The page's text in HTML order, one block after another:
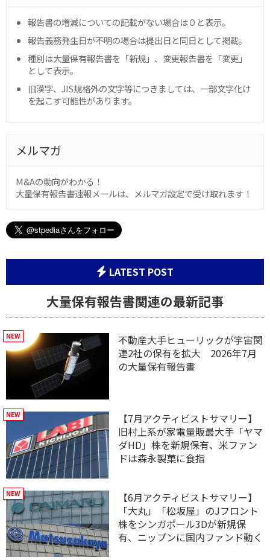
報告書の増減についての記載がない場合は０と表示。
報告義務発生日が不明の場合は提出日と同日として掲載。
種別は大量保有報告書を「新規」、変更報告書を「変更」
として表示。
旧漢字、JIS規格外の文字等につきましては、一部文字化け
を起こす可能性があります。
メルマガ
M&Aの動向がわかる！
大量保有報告書速報メールは、メルマガ設定で受け取れます！
LATEST POST
大量保有報告書関連の最新記事
不動産大手ヒューリックが宇宙関
連2社の保有を拡大 2026年7月
の大量保有報告書
【7月アクティビストサマリー】
旧村上系が家電量販最大手「ヤマ
ダHD」株を新規保有、米ファン
ドは森永製菓に食指
【6月アクティビストサマリー】
「大丸」「松坂屋」のJフロント
株をシンガポール3Dが新規保
有、ニップンに国内ファンド動く